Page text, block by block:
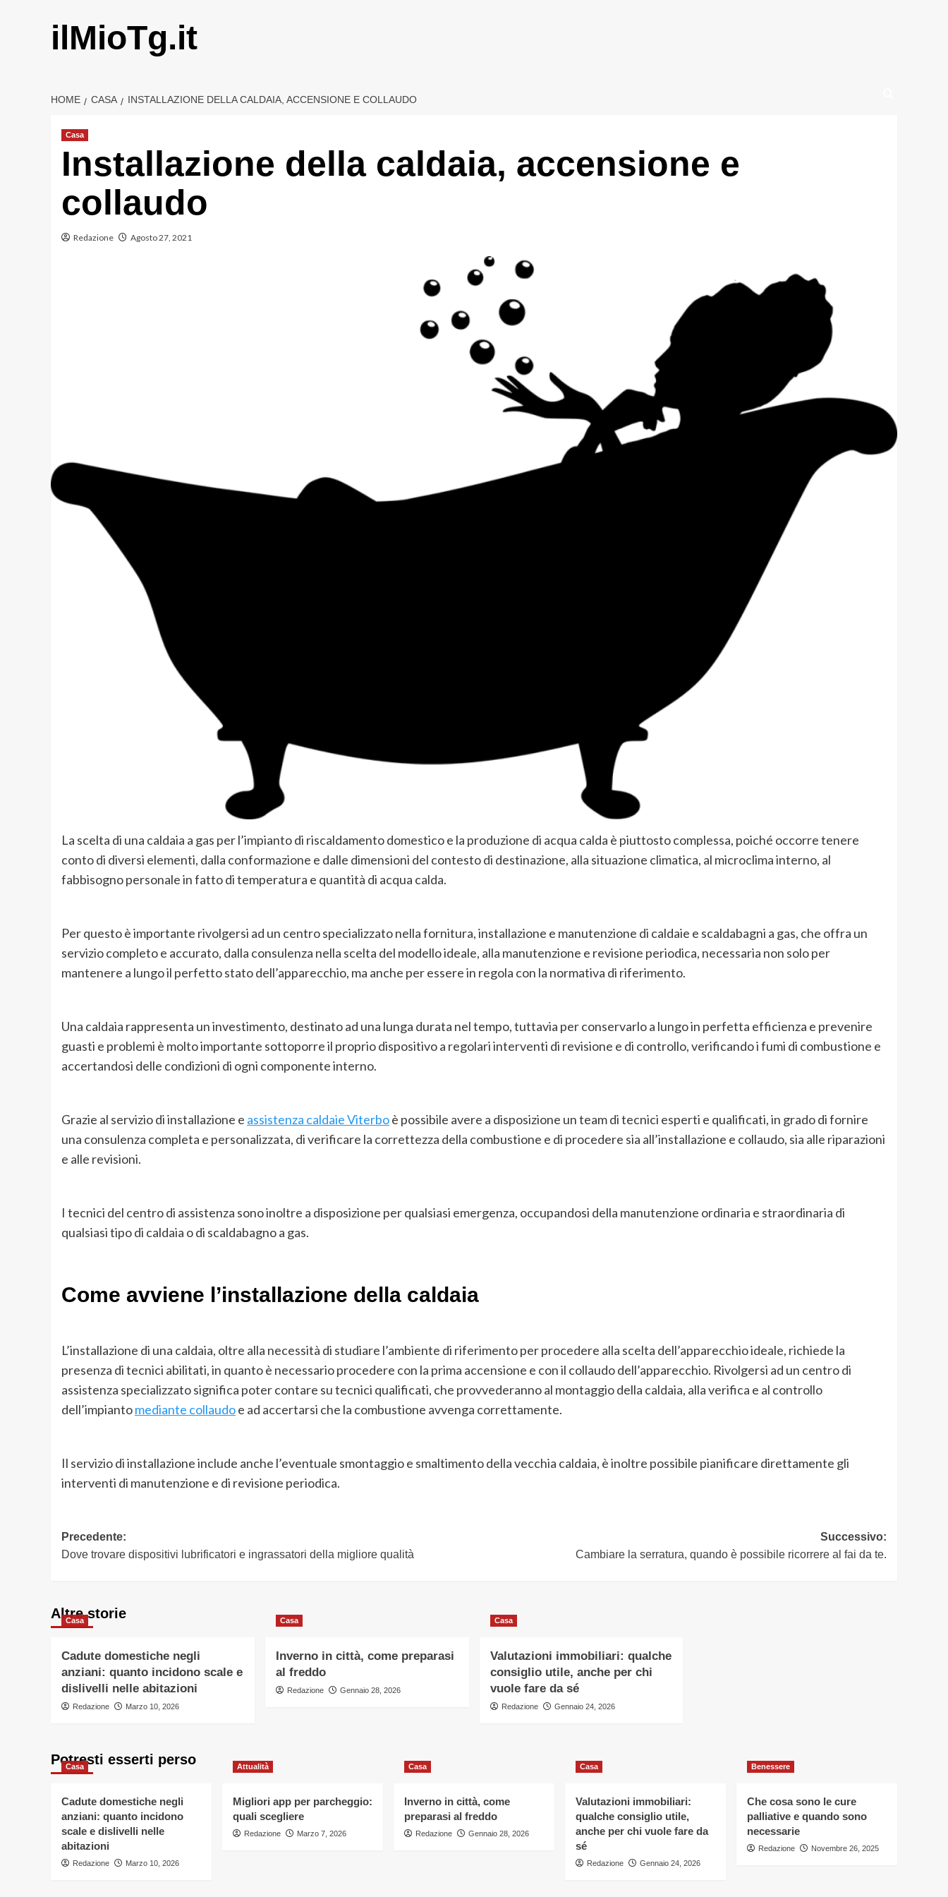
ilMioTg.it
HOME CASA INSTALLAZIONE DELLA CALDAIA, ACCENSIONE E COLLAUDO
Casa
Installazione della caldaia, accensione e
collaudo
Redazione Agosto 27, 2021
La scelta di una caldaia a gas per l’impianto di riscaldamento domestico e la produzione di acqua calda è piuttosto complessa, poiché occorre tenere
conto di diversi elementi, dalla conformazione e dalle dimensioni del contesto di destinazione, alla situazione climatica, al microclima interno, al
fabbisogno personale in fatto di temperatura e quantità di acqua calda.
Per questo è importante rivolgersi ad un centro specializzato nella fornitura, installazione e manutenzione di caldaie e scaldabagni a gas, che offra un
servizio completo e accurato, dalla consulenza nella scelta del modello ideale, alla manutenzione e revisione periodica, necessaria non solo per
mantenere a lungo il perfetto stato dell’apparecchio, ma anche per essere in regola con la normativa di riferimento.
Una caldaia rappresenta un investimento, destinato ad una lunga durata nel tempo, tuttavia per conservarlo a lungo in perfetta efficienza e prevenire
guasti e problemi è molto importante sottoporre il proprio dispositivo a regolari interventi di revisione e di controllo, verificando i fumi di combustione e
accertandosi delle condizioni di ogni componente interno.
Grazie al servizio di installazione e assistenza caldaie Viterboè possibile avere a disposizione un team di tecnici esperti e qualificati, in grado di fornire
una consulenza completa e personalizzata, di verificare la correttezza della combustione e di procedere sia all’installazione e collaudo, sia alle riparazioni
e alle revisioni.
I tecnici del centro di assistenza sono inoltre a disposizione per qualsiasi emergenza, occupandosi della manutenzione ordinaria e straordinaria di
qualsiasi tipo di caldaia o di scaldabagno a gas.
Come avviene l’installazione della caldaia
L’installazione di una caldaia, oltre alla necessità di studiare l’ambiente di riferimento per procedere alla scelta dell’apparecchio ideale, richiede la
presenza di tecnici abilitati, in quanto è necessario procedere con la prima accensione e con il collaudo dell’apparecchio. Rivolgersi ad un centro di
assistenza specializzato significa poter contare su tecnici qualificati, che provvederanno al montaggio della caldaia, alla verifica e al controllo
dell’impiantomediante collaudoe ad accertarsi che la combustione avvenga correttamente.
Il servizio di installazione include anche l’eventuale smontaggio e smaltimento della vecchia caldaia, è inoltre possibile pianificare direttamente gli
interventi di manutenzione e di revisione periodica.
Navigazione
articolo
Precedente:
Dove trovare dispositivi lubrificatori e ingrassatori della migliore qualità
Successivo:
Cambiare la serratura, quando è possibile ricorrere al fai da te.
Altre storie
Casa
Cadute domestiche negli
anziani: quanto incidono scale e
dislivelli nelle abitazioni
Redazione Marzo 10, 2026
Casa
Inverno in città, come preparasi
al freddo
Redazione Gennaio 28, 2026
Casa
Valutazioni immobiliari: qualche
consiglio utile, anche per chi
vuole fare da sé
Redazione Gennaio 24, 2026
Potresti esserti perso
Casa
Cadute domestiche negli
anziani: quanto incidono
scale e dislivelli nelle
abitazioni
Redazione Marzo 10, 2026
Attualità
Migliori app per parcheggio:
quali scegliere
Redazione Marzo 7, 2026
Casa
Inverno in città, come
preparasi al freddo
Redazione Gennaio 28, 2026
Casa
Valutazioni immobiliari:
qualche consiglio utile,
anche per chi vuole fare da
sé
Redazione Gennaio 24, 2026
Benessere
Che cosa sono le cure
palliative e quando sono
necessarie
Redazione Novembre 26, 2025